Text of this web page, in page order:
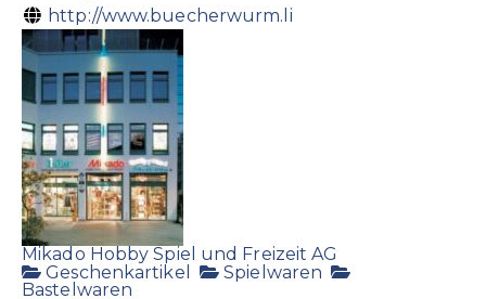
http://www.buecherwurm.li
Mikado Hobby Spiel und Freizeit AG
Geschenkartikel
Spielwaren
Bastelwaren